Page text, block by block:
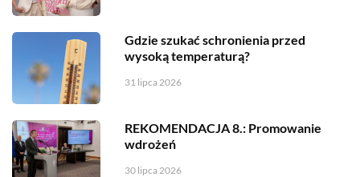
Gdzie szukać schronienia przed
wysoką temperaturą?
31 lipca 2026
REKOMENDACJA 8.: Promowanie
wdrożeń
30 lipca 2026